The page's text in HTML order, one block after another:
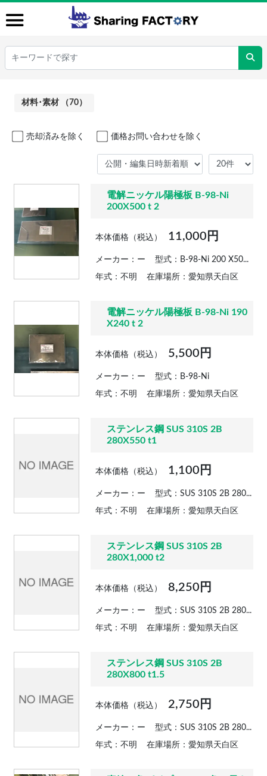
材料･素材 （70）
売却済みを除く 価格お問い合わせを除く
電解ニッケル陽極板 B-98-Ni
200X500 t 2
本体価格（税込） 11,000円
メーカー：ー 型式：B-98-Ni 200 X50...
年式：不明 在庫場所：愛知県天白区
電解ニッケル陽極板 B-98-Ni 190
X240 t 2
本体価格（税込） 5,500円
メーカー：ー 型式：B-98-Ni
年式：不明 在庫場所：愛知県天白区
ステンレス鋼 SUS 310S 2B
280X550 t1
本体価格（税込） 1,100円
メーカー：ー 型式：SUS 310S 2B 280...
年式：不明 在庫場所：愛知県天白区
ステンレス鋼 SUS 310S 2B
280X1,000 t2
本体価格（税込） 8,250円
メーカー：ー 型式：SUS 310S 2B 280...
年式：不明 在庫場所：愛知県天白区
ステンレス鋼 SUS 310S 2B
280X800 t1.5
本体価格（税込） 2,750円
メーカー：ー 型式：SUS 310S 2B 280...
年式：不明 在庫場所：愛知県天白区